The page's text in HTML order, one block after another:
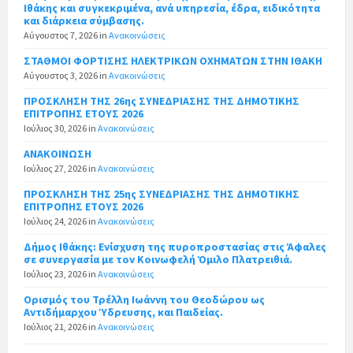
Ιθάκης και συγκεκριμένα, ανά υπηρεσία, έδρα, ειδικότητα
και διάρκεια σύμβασης.
Αύγουστος 7, 2026 in Ανακοινώσεις
ΣΤΑΘΜΟΙ ΦΟΡΤΙΣΗΣ ΗΛΕΚΤΡΙΚΩΝ ΟΧΗΜΑΤΩΝ ΣΤΗΝ ΙΘΑΚΗ
Αύγουστος 3, 2026 in Ανακοινώσεις
ΠΡΟΣΚΛΗΣΗ ΤΗΣ 26ης ΣΥΝΕΔΡΙΑΣΗΣ ΤΗΣ ΔΗΜΟΤΙΚΗΣ
ΕΠΙΤΡΟΠΗΣ ΕΤΟΥΣ 2026
Ιούλιος 30, 2026 in Ανακοινώσεις
ΑΝΑΚΟΙΝΩΣΗ
Ιούλιος 27, 2026 in Ανακοινώσεις
ΠΡΟΣΚΛΗΣΗ ΤΗΣ 25ης ΣΥΝΕΔΡΙΑΣΗΣ ΤΗΣ ΔΗΜΟΤΙΚΗΣ
ΕΠΙΤΡΟΠΗΣ ΕΤΟΥΣ 2026
Ιούλιος 24, 2026 in Ανακοινώσεις
Δήμος Ιθάκης: Ενίσχυση της πυροπροστασίας στις Άφαλες
σε συνεργασία με τον Κοινωφελή Όμιλο Πλατρειθιά.
Ιούλιος 23, 2026 in Ανακοινώσεις
Ορισμός του Τρέλλη Ιωάννη του Θεοδώρου ως
Αντιδήμαρχου Ύδρευσης, και Παιδείας.
Ιούλιος 21, 2026 in Ανακοινώσεις